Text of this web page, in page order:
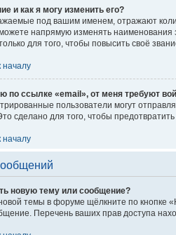
и как я могу изменить его?
под вашим именем, отражают
напрямую изменять наименования
для того, чтобы повысить своё
началу
по ссылке «email», от меня требуют
пользователи могут
сделано для того, чтобы
началу
новую тему или сообщение?
темы в форуме щёлкните по кнопке
Перечень ваших прав доступа